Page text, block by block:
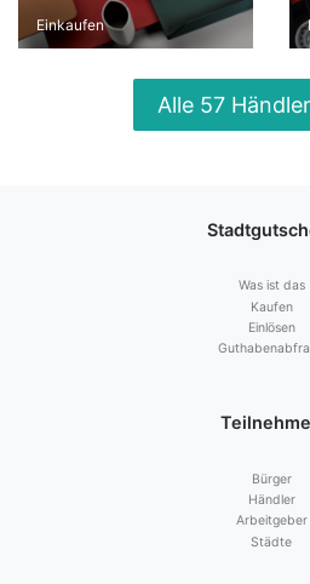
Einkaufen
Alle 57
Was ist das
Kaufen
Einlösen
Bürger
Händler
Arbeitgeber
Städte